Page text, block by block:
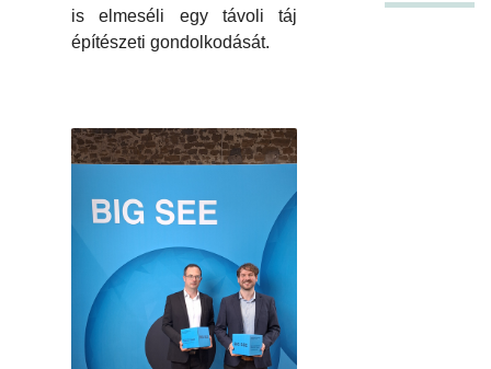
is elmeséli egy távoli táj
építészeti gondolkodását.